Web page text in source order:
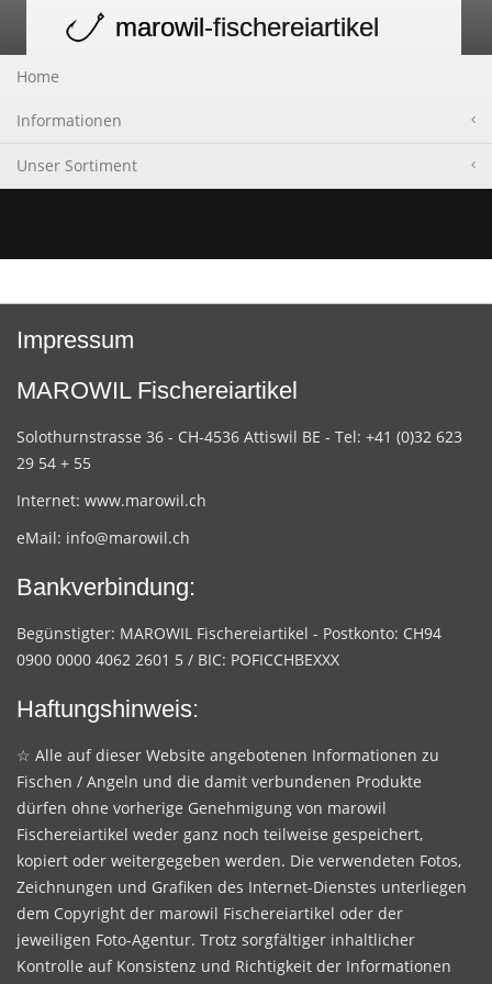
navigation
marowil-fischereiartikel
Home
Informationen
Unser Sortiment
Impressum
MAROWIL Fischereiartikel
Solothurnstrasse 36 - CH-4536 Attiswil BE - Tel: +41 (0)32 623
29 54 + 55
Internet: www.marowil.ch
eMail: info@marowil.ch
Bankverbindung:
Begünstigter: MAROWIL Fischereiartikel - Postkonto: CH94
0900 0000 4062 2601 5 / BIC: POFICCHBEXXX
Haftungshinweis:
☆ Alle auf dieser Website angebotenen Informationen zu
Fischen / Angeln und die damit verbundenen Produkte
dürfen ohne vorherige Genehmigung von marowil
Fischereiartikel weder ganz noch teilweise gespeichert,
kopiert oder weitergegeben werden. Die verwendeten Fotos,
Zeichnungen und Grafiken des Internet-Dienstes unterliegen
dem Copyright der marowil Fischereiartikel oder der
jeweiligen Foto-Agentur. Trotz sorgfältiger inhaltlicher
Kontrolle auf Konsistenz und Richtigkeit der Informationen